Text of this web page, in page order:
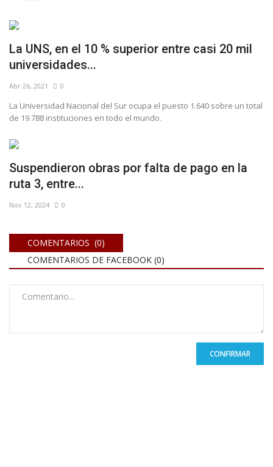
La UNS, en el 10 % superior entre casi 20 mil
universidades...
Abr 26, 2021 0
La Universidad Nacional del Sur ocupa el puesto 1.640 sobre un total
de 19.788 instituciones en todo el mundo.
Suspendieron obras por falta de pago en la
ruta 3, entre...
Nov 12, 2024 0
COMENTARIOS (0)
COMENTARIOS DE FACEBOOK (0)
CONFIRMAR